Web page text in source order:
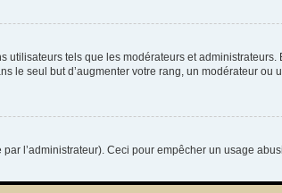
tels que les modérateurs et
le seul but d’augmenter votre rang, un modérateur
l’administrateur). Ceci pour empêcher un usage